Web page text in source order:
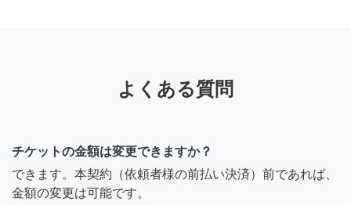
よくある質問
チケットの金額は変更できますか？
できます。本契約（依頼者様の前払い決済）前であれば、
金額の変更は可能です。